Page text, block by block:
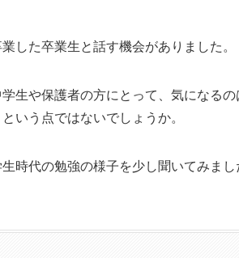
した卒業生と話す機会がありました。
生や保護者の方にとって、気になる
いう点ではないでしょうか。
時代の勉強の様子を少し聞いてみまし